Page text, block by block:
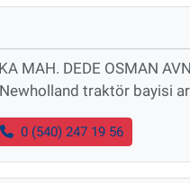
MAH. DEDE OSMAN
traktör bayisi
0 (540) 247 19 56